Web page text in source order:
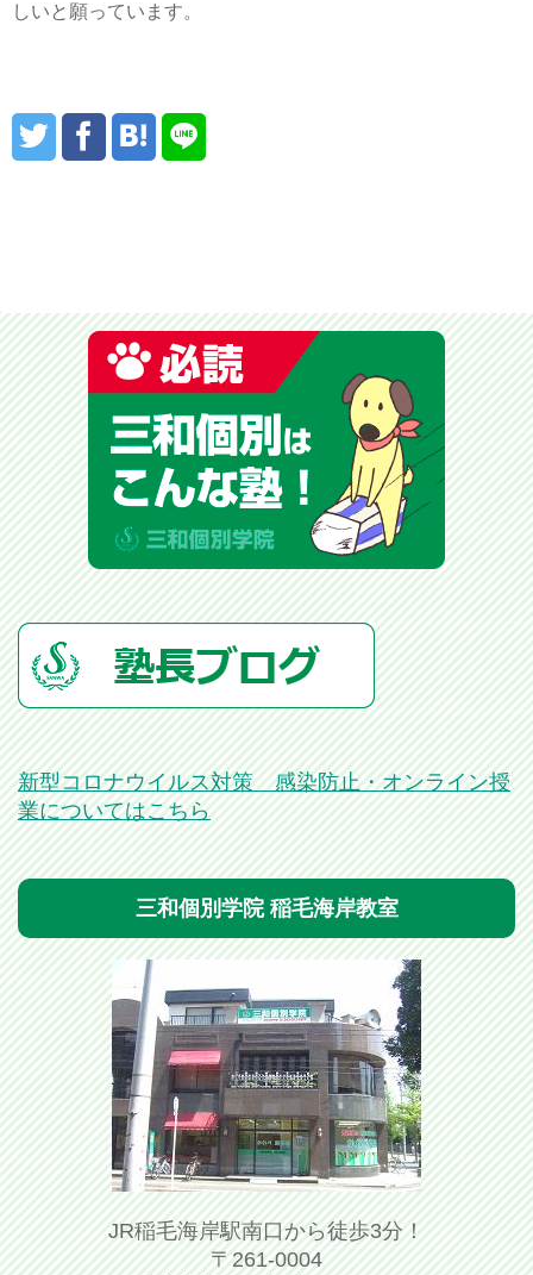
しいと願っています。
新型コロナウイルス対策 感染防止・オンライン授
業についてはこちら
三和個別学院 稲毛海岸教室
JR稲毛海岸駅南口から徒歩3分！
〒261-0004